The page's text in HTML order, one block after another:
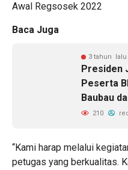
Awal Regsosek 2022
Baca Juga
3 tahun lalu
Presiden
Peserta
Baubau
210
“Kami harap melalui
petugas yang berkualitas.